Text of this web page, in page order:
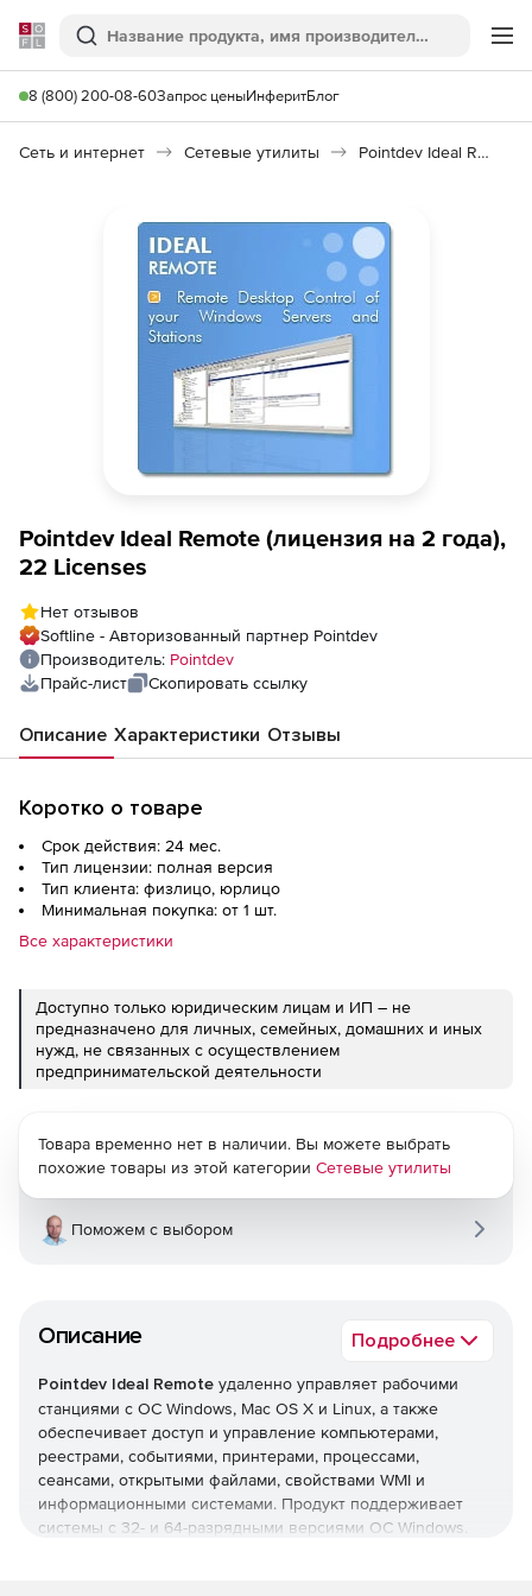
Softline
Поиск
8 (800) 200-08-60Запрос ценыИнферитБлог
Сеть и интернет Сетевые утилиты Pointdev Ideal Remote
Pointdev Ideal Remote (лицензия на 2 годa),
22 Licenses
Нет отзывов
Softline - Авторизованный партнер Pointdev
Производитель: Pointdev
Прайс-лист
Скопировать ссылку
Описание Характеристики Отзывы
Коротко о товаре
Срок действия: 24 мес.
Тип лицензии: полная версия
Тип клиента: физлицо, юрлицо
Минимальная покупка: от 1 шт.
Все характеристики
Доступно только юридическим лицам и ИП – не
предназначено для личных, семейных, домашних и иных
нужд, не связанных с осуществлением
предпринимательской деятельности
Описание Подробнее
Pointdev Ideal Remote удаленно управляет рабочими
станциями с ОС Windows, Mac OS X и Linux, а также
обеспечивает доступ и управление компьютерами,
реестрами, событиями, принтерами, процессами,
сеансами, открытыми файлами, свойствами WMI и
информационными системами. Продукт поддерживает
системы с 32- и 64-разрядными версиями ОС Windows.
Товара временно нет в наличии. Вы можете выбрать
похожие товары из этой категории Сетевые утилиты
Поможем с выбором